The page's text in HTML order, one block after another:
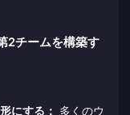
2チームを構築す
にする： 多くのウ